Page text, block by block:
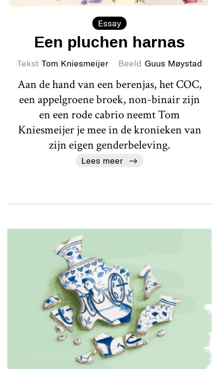
Essay
Een pluchen harnas
Tekst Tom Kniesmeijer Beeld Guus Møystad
Aan de hand van een berenjas, het COC,
een appelgroene broek, non-binair zijn
en een rode cabrio neemt Tom
Kniesmeijer je mee in de kronieken van
zijn eigen genderbeleving.
Lees meer